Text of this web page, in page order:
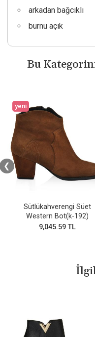
arkadan bağcıklı
burnu açık
Bu
yeni
Sütlükahverengi Süet
Western Bot(k-192)
9,045.59 TL
❮